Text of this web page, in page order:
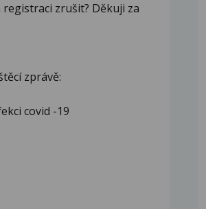
zrušit? Děkuji za
zprávě:
covid -19